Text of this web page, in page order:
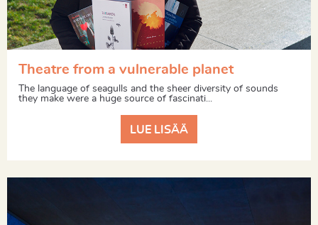
Theatre from a vulnerable planet
The language of seagulls and the sheer diversity of sounds
they make were a huge source of fascinati...
LUE LISÄÄ